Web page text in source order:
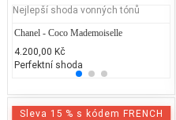
Nejlepší shoda vonných tónů
Chanel - Coco Mademoiselle
4.200,00 Kč
Perfektní shoda
Sleva 15 % s kódem FRENCH